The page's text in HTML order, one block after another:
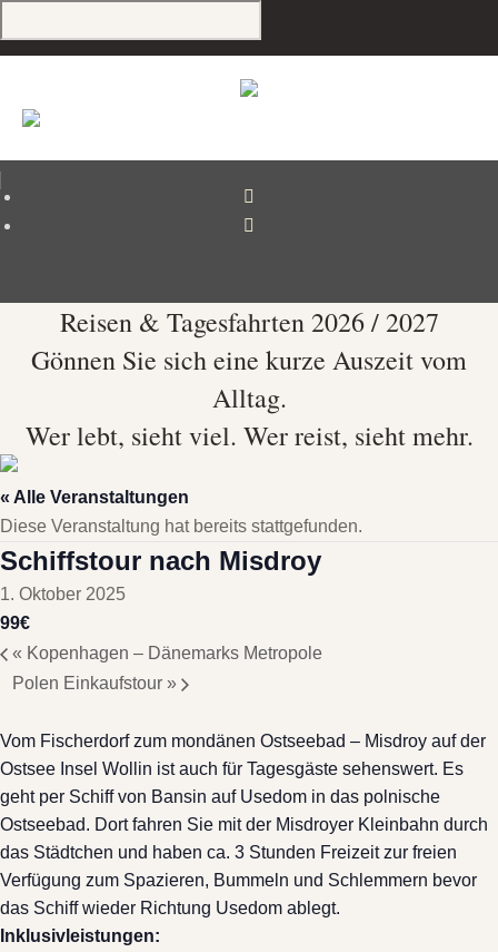
Reisen & Tagesfahrten 2026 / 2027
Gönnen Sie sich eine kurze Auszeit vom
Alltag.
Wer lebt, sieht viel. Wer reist, sieht mehr.
« Alle Veranstaltungen
Diese Veranstaltung hat bereits stattgefunden.
Schiffstour nach Misdroy
1. Oktober 2025
99€
« Kopenhagen – Dänemarks Metropole
Polen Einkaufstour »
Vom Fischerdorf zum mondänen Ostseebad – Misdroy auf der
Ostsee Insel Wollin ist auch für Tagesgäste sehenswert. Es
geht per Schiff von Bansin auf Usedom in das polnische
Ostseebad. Dort fahren Sie mit der Misdroyer Kleinbahn durch
das Städtchen und haben ca. 3 Stunden Freizeit zur freien
Verfügung zum Spazieren, Bummeln und Schlemmern bevor
das Schiff wieder Richtung Usedom ablegt.
Inklusivleistungen: